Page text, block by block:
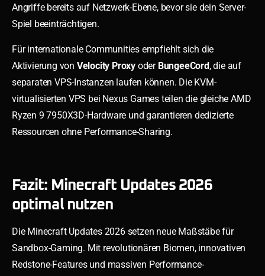
Angriffe bereits auf Netzwerk-Ebene, bevor sie dein Server-
Spiel beeinträchtigen.
Für internationale Communities empfiehlt sich die
Aktivierung von Velocity Proxy oder BungeeCord, die auf
separaten VPS-Instanzen laufen können. Die KVM-
virtualisierten VPS bei Nexus Games teilen die gleiche AMD
Ryzen 9 7950X3D-Hardware und garantieren dedizierte
Ressourcen ohne Performance-Sharing.
Fazit: Minecraft Updates 2026
optimal nutzen
Die Minecraft Updates 2026 setzen neue Maßstäbe für
Sandbox-Gaming. Mit revolutionären Biomen, innovativen
Redstone-Features und massiven Performance-